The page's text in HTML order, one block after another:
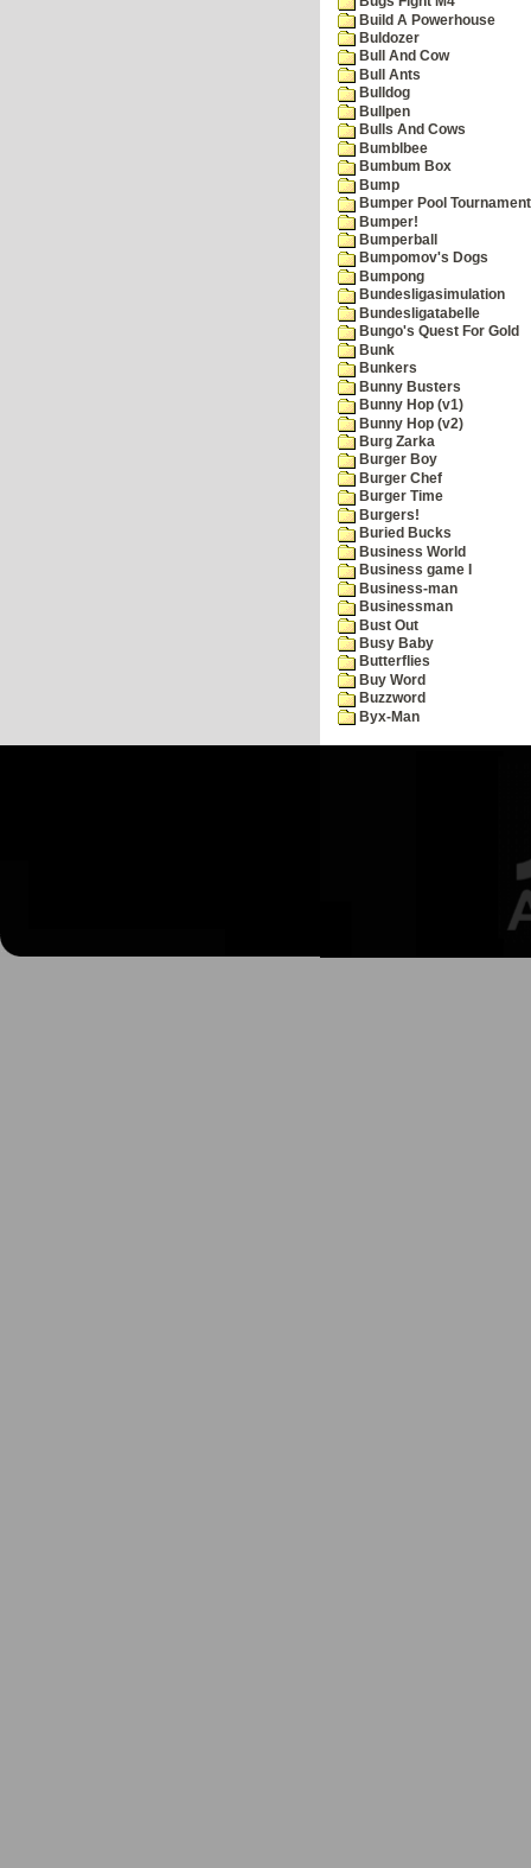
Build A Powerhouse
Buldozer
Bull And Cow
Bull Ants
Bulldog
Bullpen
Bulls And Cows
Bumblbee
Bumbum Box
Bump
Bumper Pool Tournament
Bumper!
Bumperball
Bumpomov's Dogs
Bumpong
Bundesligasimulation
Bundesligatabelle
Bungo's Quest For Gold
Bunk
Bunkers
Bunny Busters
Bunny Hop (v1)
Bunny Hop (v2)
Burg Zarka
Burger Boy
Burger Chef
Burger Time
Burgers!
Buried Bucks
Business World
Business game I
Business-man
Businessman
Bust Out
Busy Baby
Butterflies
Buy Word
Buzzword
Byx-Man